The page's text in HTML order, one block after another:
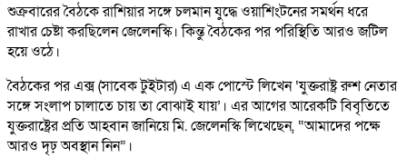
শুক্রবারের বৈঠকে রাশিয়ার সঙ্গে চলমান যুদ্ধে ওয়াশিংটনের সমর্থন ধরে
রাখার চেষ্টা করছিলেন জেলেনস্কি। কিন্তু বৈঠকের পর পরিস্থিতি আরও জটিল
হয়ে ওঠে।
বৈঠকের পর এক্স (সাবেক টুইটার) এ এক পোস্টে লিখেন ‘যুক্তরাষ্ট্র রুশ নেতার
সঙ্গে সংলাপ চালাতে চায় তা বোঝাই যায়’। এর আগের আরেকটি বিবৃতিতে
যুক্তরাষ্ট্রের প্রতি আহবান জানিয়ে মি. জেলেনস্কি লিখেছেন, “আমাদের পক্ষে
আরও দৃঢ় অবস্থান নিন”।